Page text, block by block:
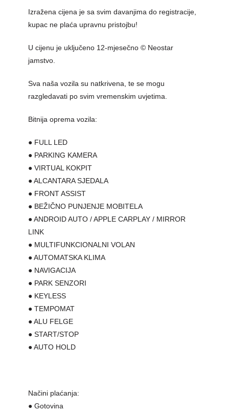
Izražena cijena je sa svim davanjima do registracije,
kupac ne plaća upravnu pristojbu!
U cijenu je uključeno 12-mjesečno © Neostar
jamstvo.
Sva naša vozila su natkrivena, te se mogu
razgledavati po svim vremenskim uvjetima.
Bitnija oprema vozila:
● FULL LED
● PARKING KAMERA
● VIRTUAL KOKPIT
● ALCANTARA SJEDALA
● FRONT ASSIST
● BEŽIČNO PUNJENJE MOBITELA
● ANDROID AUTO / APPLE CARPLAY / MIRROR
LINK
● MULTIFUNKCIONALNI VOLAN
● AUTOMATSKA KLIMA
● NAVIGACIJA
● PARK SENZORI
● KEYLESS
● TEMPOMAT
● ALU FELGE
● START/STOP
● AUTO HOLD
Načini plaćanja:
● Gotovina